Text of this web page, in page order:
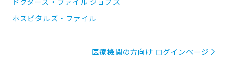
ホスピタルズ・ファイル
医療機関の方向け ログインページ